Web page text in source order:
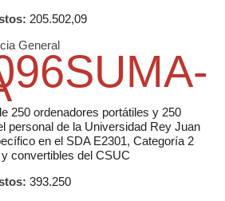
205.502,09
General
250 ordenadores portátiles y 250
personal de la Universidad Rey Juan
en el SDA E2301, Categoría 2
convertibles del CSUC
393.250